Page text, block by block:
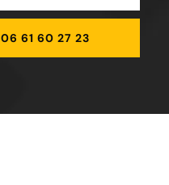
06 61 60 27 23